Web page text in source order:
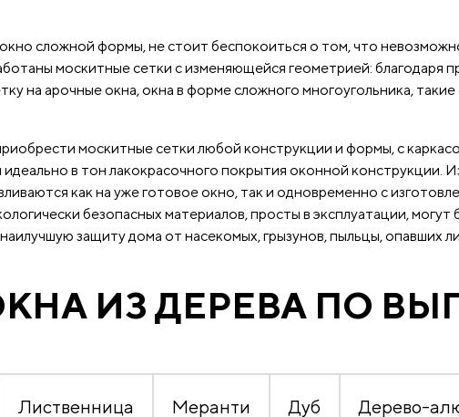
сложной формы, не стоит беспокоиться о том, что
москитные сетки с изменяющейся геометрией: благодаря
на арочные окна, окна в форме сложного многоугольника,
москитные сетки любой конструкции и формы, с
в тон лакокрасочного покрытия оконной конструкции.
как на уже готовое окно, так и одновременно с
безопасных материалов, просты в эксплуатации,
защиту дома от насекомых, грызунов, пыльцы, опавших
ИЗ ДЕРЕВА ПО
Лиственница Меранти Дуб Дерево-